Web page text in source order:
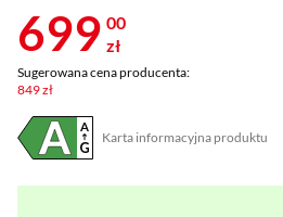
699 00
zł
Sugerowana cena producenta:
849 zł
Karta informacyjna produktu
Plik w formacie pdf
(otworzy się w nowym oknie)